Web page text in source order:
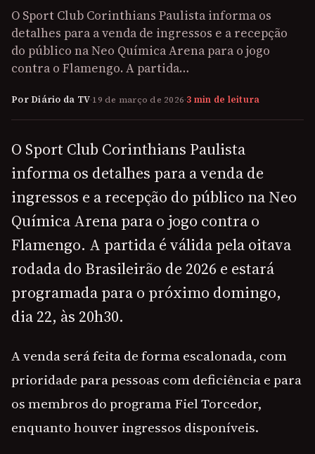
O Sport Club Corinthians Paulista informa os
detalhes para a venda de ingressos e a recepção
do público na Neo Química Arena para o jogo
contra o Flamengo. A partida…
Por Diário da TV·19 de março de 2026·3 min de leitura
O Sport Club Corinthians Paulista
informa os detalhes para a venda de
ingressos e a recepção do público na Neo
Química Arena para o jogo contra o
Flamengo. A partida é válida pela oitava
rodada do Brasileirão de 2026 e estará
programada para o próximo domingo,
dia 22, às 20h30.
A venda será feita de forma escalonada, com
prioridade para pessoas com deficiência e para
os membros do programa Fiel Torcedor,
enquanto houver ingressos disponíveis.